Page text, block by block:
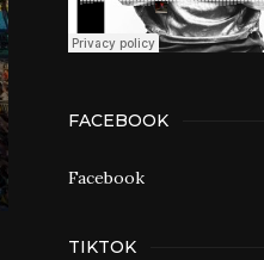
FACEBOOK
Facebook
TIKTOK